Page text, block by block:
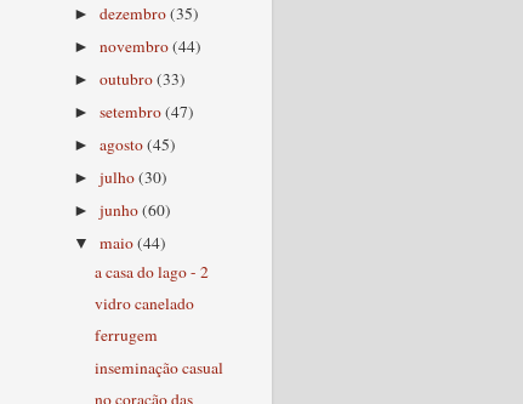
►dezembro(35)
►novembro(44)
►outubro(33)
►setembro(47)
►agosto(45)
►julho(30)
►junho(60)
▼maio(44)
a casa do lago - 2
vidro canelado
ferrugem
inseminação casual
no coração das